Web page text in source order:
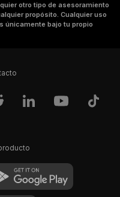
otro tipo de asesoramiento
propósito. Cualquier uso
únicamente bajo tu propio